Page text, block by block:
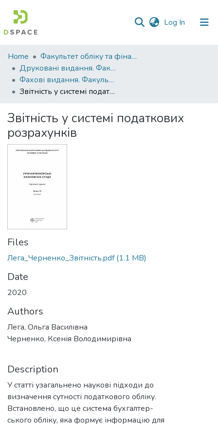
Log In (current)
Communities
&
Collections
Statistics
Home
Факультет обліку та фінансів
Друковані видання. Факультет обліку та фінансів
Фахові видання. Факультет обліку та фінансів
Звітність у системі податкових розрахунків
Звітність у системі податкових
розрахунків
Files
Лега_Черненко_Звітність.pdf(1.1 MB)
Date
2020
Authors
Лега, Ольга Василівна
Черненко, Ксенія Володимирівна
Description
У статті узагальнено наукові підходи до
визначення сутності податкового обліку.
Встановлено, що це система бухгалтер-
ського обліку, яка формує інформацію для